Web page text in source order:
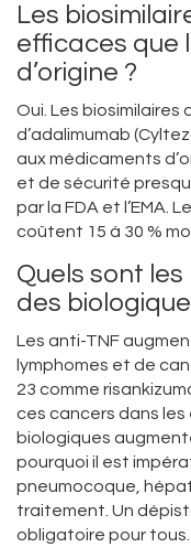
Les
efficaces que
d’origine ?
Oui. Les biosimilaires
d’adalimumab
aux médicaments
et de sécurité
par la FDA et l’EMA.
coûtent 15 à 30 %
Quels sont
des
Les anti-TNF
lymphomes et de
23 comme
ces cancers dans les
biologiques
pourquoi il est
pneumocoque,
traitement. Un
obligatoire pour tous.